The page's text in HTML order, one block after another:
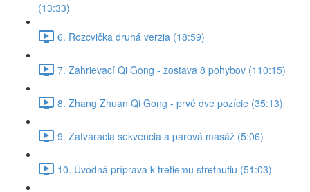
(13:33)
6. Rozcvička druhá verzia (18:59)
7. Zahrievací Qi Gong - zostava 8 pohybov (110:15)
8. Zhang Zhuan Qi Gong - prvé dve pozície (35:13)
9. Zatváracia sekvencia a párová masáž (5:06)
10. Úvodná príprava k tretiemu stretnutiu (51:03)